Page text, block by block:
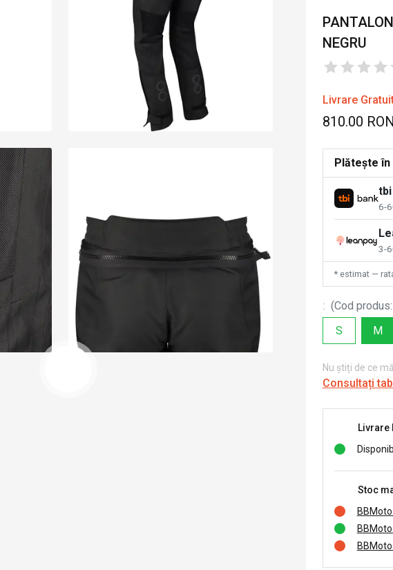
NEGRU
Livrare
810.00 RON
Plătește
tbi
6-
3-
* estimat —
: (Cod produs:
S
M
Nu știți de ce
Consultați
Stoc